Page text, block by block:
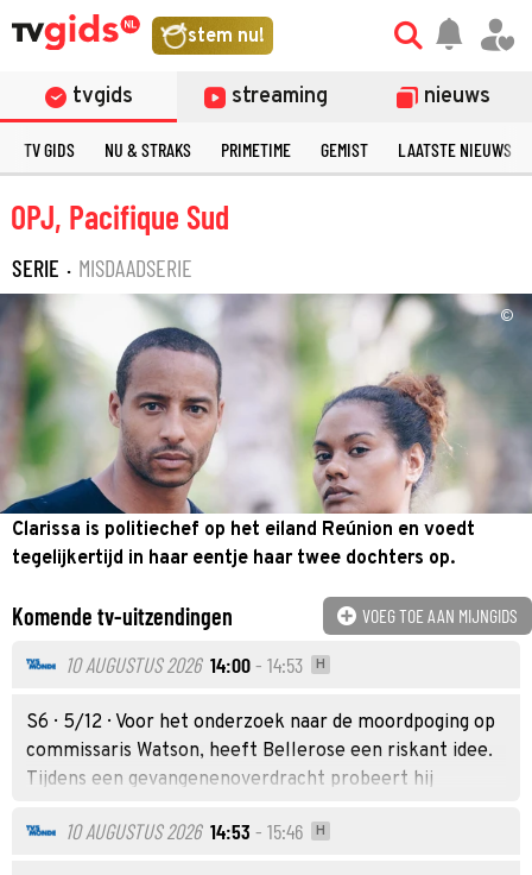
stem nu!
tvgids streaming nieuws
TV GIDS NU & STRAKS PRIMETIME GEMIST LAATSTE NIEUWS
OPJ, Pacifique Sud
SERIE · MISDAADSERIE
©
Clarissa is politiechef op het eiland Reúnion en voedt
tegelijkertijd in haar eentje haar twee dochters op.
Komende tv-uitzendingen VOEG TOE AAN MIJNGIDS
10 AUGUSTUS 2026 14:00- 14:53 H
S6 · 5/12 · Voor het onderzoek naar de moordpoging op
commissaris Watson, heeft Bellerose een riskant idee.
Tijdens een gevangenenoverdracht probeert hij
10 AUGUSTUS 2026 14:53 - 15:46 H